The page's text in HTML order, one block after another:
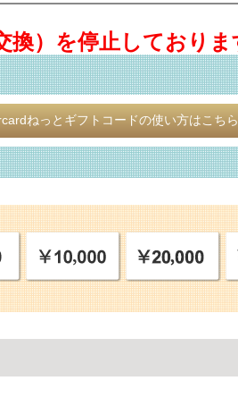
換）を停止しておりま
ねっとギフトコードの使い方はこちら